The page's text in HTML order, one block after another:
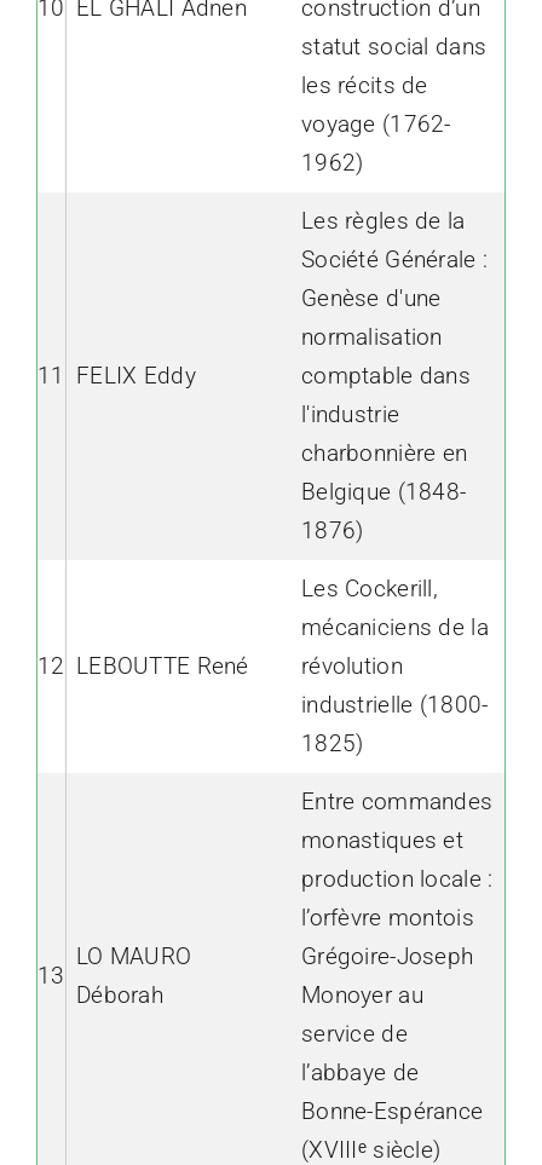
10 EL GHALI Adnen
construction d’un
statut social dans
les récits de
voyage (1762-
1962)
11 FELIX Eddy
Les règles de la
Société Générale :
Genèse d'une
normalisation
comptable dans
l'industrie
charbonnière en
Belgique (1848-
1876)
12 LEBOUTTE René
Les Cockerill,
mécaniciens de la
révolution
industrielle (1800-
1825)
13
LO MAURO
Déborah
Entre commandes
monastiques et
production locale :
l’orfèvre montois
Grégoire-Joseph
Monoyer au
service de
l’abbaye de
Bonne-Espérance
(XVIIIᵉ siècle)